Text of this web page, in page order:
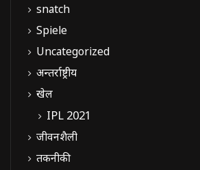
snatch
Spiele
Uncategorized
अन्तर्राष्ट्रीय
खेल
IPL 2021
जीवनशैली
तकनीकी